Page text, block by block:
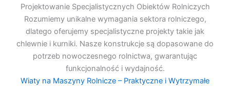
Projektowanie Specjalistycznych Obiektów Rolniczych
Rozumiemy unikalne wymagania sektora rolniczego,
dlatego oferujemy specjalistyczne projekty takie jak
chlewnie i kurniki. Nasze konstrukcje są dopasowane do
potrzeb nowoczesnego rolnictwa, gwarantując
funkcjonalność i wydajność.
Wiaty na Maszyny Rolnicze – Praktyczne i Wytrzymałe